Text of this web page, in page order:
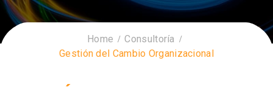
Home
Consultoría
Gestión del Cambio Organizacional